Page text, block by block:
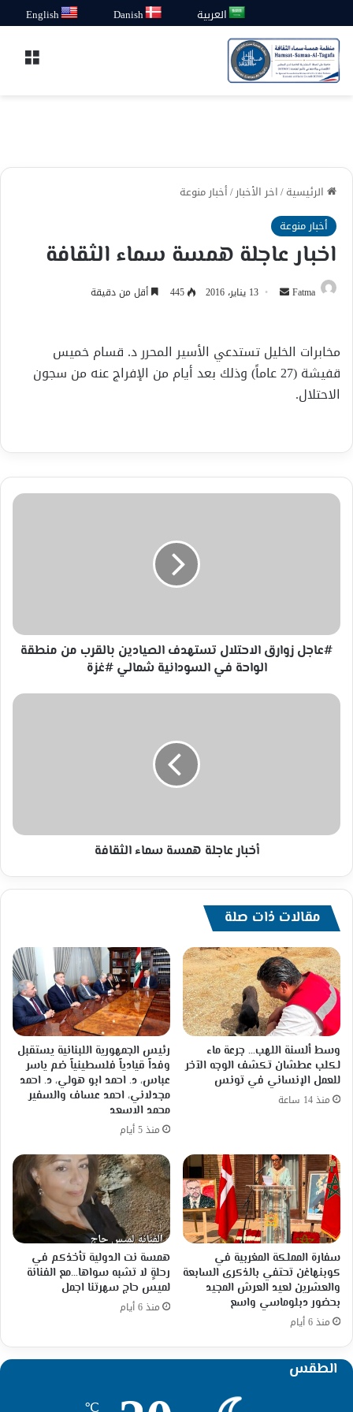
العربية Danish
English
الرئيسية/اخر الأخبار/أخبار منوعة
أخبار منوعة
اخبار عاجلة همسة سماء الثقافة
Fatma
أرسل 13 يناير، 2016 445 أقل من دقيقة
مخابرات الخليل تستدعي الأسير المحرر د. قسام خميس
قفيشة (27 عاماً) وذلك بعد أيام من الإفراج عنه من سجون
الاحتلال.
#عاجل
الواحة
في
#غزة
#عاجل زوارق الاحتلال تستهدف الصيادين بالقرب من منطقة
الواحة في السودانية شمالي #غزة
أخبار
أخبار عاجلة همسة سماء الثقافة
مقالات ذات صلة
وسط ألسنة اللهب… جرعة ماء
لكلب عطشان تكشف الوجه الآخر
للعمل الإنساني في تونس
منذ 14 ساعة
رئيس الجمهورية اللبنانية يستقبل
وفداً قيادياً فلسطينياً ضم ياسر
عباس، د. احمد ابو هولي، د. احمد
مجدلاني، احمد عساف والسفير
محمد الاسعد
منذ 5 أيام
سفارة المملكة المغربية في
كوبنهاغن تحتفي بالذكرى السابعة
والعشرين لعيد العرش المجيد
بحضور دبلوماسي واسع
منذ 6 أيام
همسة نت الدولية تأخذكم في
رحلةٍ لا تشبه سواها…مع الفنانة
لميس حاج سهرتنا اجمل
منذ 6 أيام
الطقس